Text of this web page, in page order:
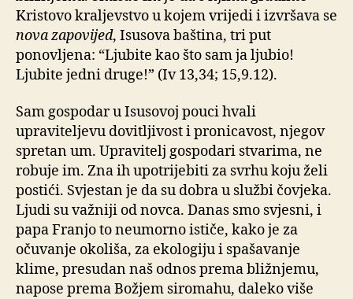
Kristovo kraljevstvo u kojem vrijedi i izvršava se
nova zapovijed, Isusova baština, tri put
ponovljena: “Ljubite kao što sam ja ljubio!
Ljubite jedni druge!” (Iv 13,34; 15,9.12).
Sam gospodar u Isusovoj pouci hvali
upraviteljevu dovitljivost i pronicavost, njegov
spretan um. Upravitelj gospodari stvarima, ne
robuje im. Zna ih upotrijebiti za svrhu koju želi
postići. Svjestan je da su dobra u službi čovjeka.
Ljudi su važniji od novca. Danas smo svjesni, i
papa Franjo to neumorno ističe, kako je za
očuvanje okoliša, za ekologiju i spašavanje
klime, presudan naš odnos prema bližnjemu,
napose prema Božjem siromahu, daleko više